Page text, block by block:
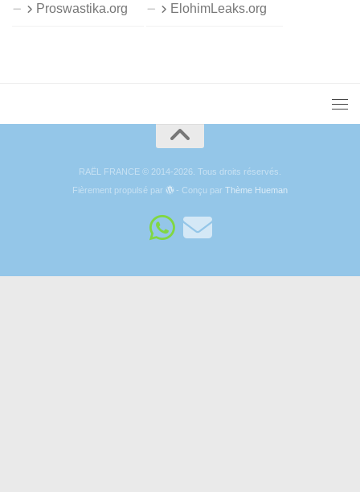
Proswastika.org ElohimLeaks.org
RAËL FRANCE © 2014-2026. Tous droits réservés.
Fièrement propulsé par
- Conçu parThème Hueman